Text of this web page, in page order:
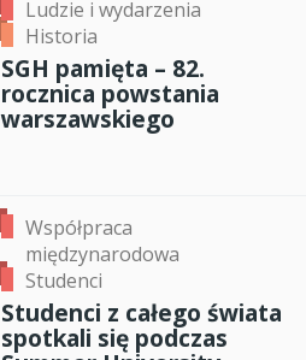
Ludzie i wydarzenia
Historia
SGH pamięta – 82.
rocznica powstania
warszawskiego
Współpraca
międzynarodowa
Studenci
Studenci z całego świata
spotkali się podczas